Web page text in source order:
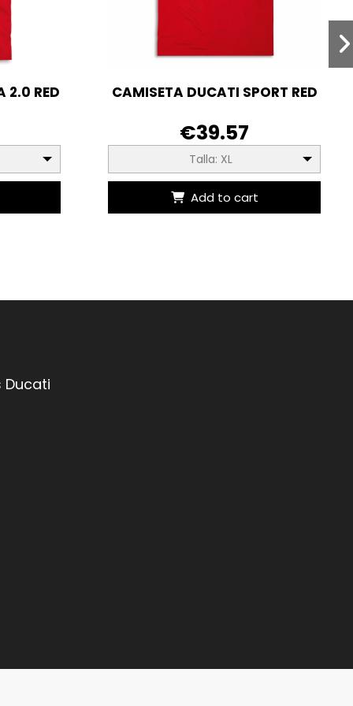
2.0 RED CAMISETA DUCATI SPORT RED
€39.57
Talla: XL
Add to cart